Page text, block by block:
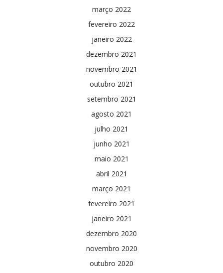
março 2022
fevereiro 2022
janeiro 2022
dezembro 2021
novembro 2021
outubro 2021
setembro 2021
agosto 2021
julho 2021
junho 2021
maio 2021
abril 2021
março 2021
fevereiro 2021
janeiro 2021
dezembro 2020
novembro 2020
outubro 2020